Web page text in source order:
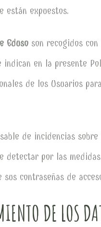
están expuestos.
Eduso son recogidos
en la presente
de los Usuarios
de incidencias
detectar por las
contraseñas de
DE LOS